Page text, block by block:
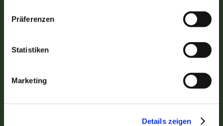
Präferenzen
Statistiken
Marketing
Details zeigen